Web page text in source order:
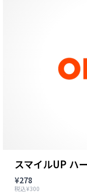
スマイルUP ハ
¥278
税込¥300